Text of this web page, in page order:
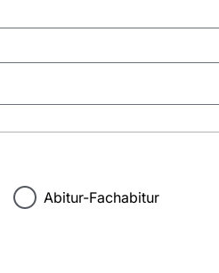
Abitur-Fachabitur